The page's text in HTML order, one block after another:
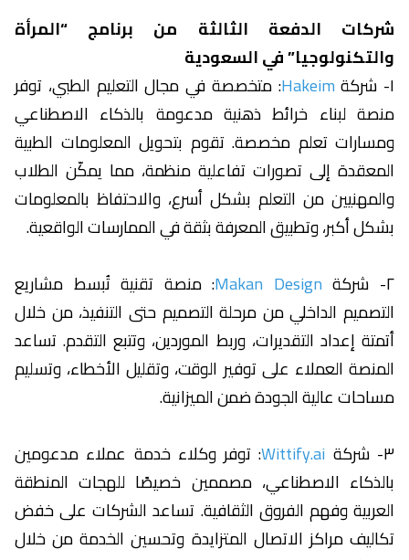
شركات الدفعة الثالثة من برنامج “المرأة
والتكنولوجيا” في السعودية
١- شركة
Hakeim: متخصصة في مجال التعليم الطبي، توفر
منصة لبناء خرائط ذهنية مدعومة بالذكاء الاصطناعي
ومسارات تعلم مخصصة. تقوم بتحويل المعلومات الطبية
المعقدة إلى تصورات تفاعلية منظمة، مما يمكّن الطلاب
والمهنيين من التعلم بشكل أسرع، والاحتفاظ بالمعلومات
بشكل أكبر، وتطبيق المعرفة بثقة في الممارسات الواقعية.
٢- شركة
Makan Design: منصة تقنية تُبسط مشاريع
التصميم الداخلي من مرحلة التصميم حتى التنفيذ، من خلال
أتمتة إعداد التقديرات، وربط الموردين، وتتبع التقدم. تساعد
المنصة العملاء على توفير الوقت، وتقليل الأخطاء، وتسليم
مساحات عالية الجودة ضمن الميزانية.
٣- شركة
Wittify.ai: توفر وكلاء خدمة عملاء مدعومين
بالذكاء الاصطناعي، مصممين خصيصًا للهجات المنطقة
العربية وفهم الفروق الثقافية. تساعد الشركات على خفض
تكاليف مراكز الاتصال المتزايدة وتحسين الخدمة من خلال